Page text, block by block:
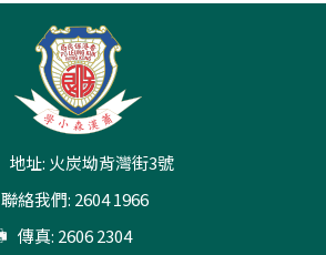
地址: 火炭坳背灣街3號
聯絡我們: 2604 1966
傳真: 2606 2304